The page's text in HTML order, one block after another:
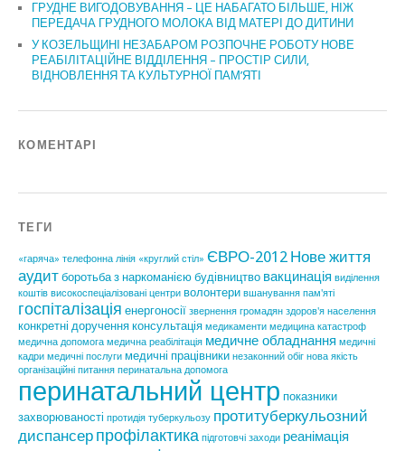
ГРУДНЕ ВИГОДОВУВАННЯ – ЦЕ НАБАГАТО БІЛЬШЕ, НІЖ
ПЕРЕДАЧА ГРУДНОГО МОЛОКА ВІД МАТЕРІ ДО ДИТИНИ
У КОЗЕЛЬЩИНІ НЕЗАБАРОМ РОЗПОЧНЕ РОБОТУ НОВЕ
РЕАБІЛІТАЦІЙНЕ ВІДДІЛЕННЯ – ПРОСТІР СИЛИ,
ВІДНОВЛЕННЯ ТА КУЛЬТУРНОЇ ПАМ’ЯТІ
КОМЕНТАРІ
ТЕГИ
«гаряча» телефонна лінія «круглий стіл» ЄВРО-2012 Нове життя
аудит боротьба з наркоманією будівництво вакцинація виділення
коштів високоспеціалізовані центри волонтери вшанування пам'яті
госпіталізація енергоносії звернення громадян здоров'я населення
конкретні доручення консультація медикаменти медицина катастроф
медична допомога медична реабілітація медичне обладнання медичні
кадри медичні послуги медичні працівники незаконний обіг нова якість
організаційні питання перинатальна допомога
перинатальний центр показники
захворюваності протидія туберкульозу протитуберкульозний
диспансер профілактика підготовчі заходи реанімація